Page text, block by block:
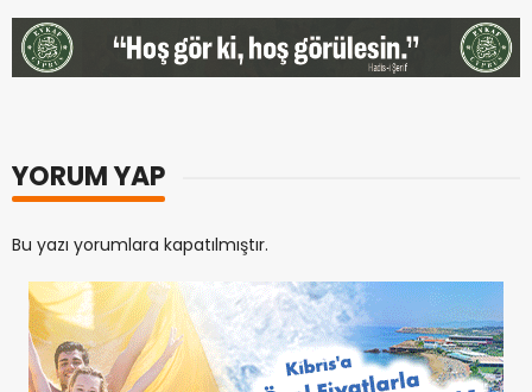
YORUM YAP
Bu yazı yorumlara kapatılmıştır.